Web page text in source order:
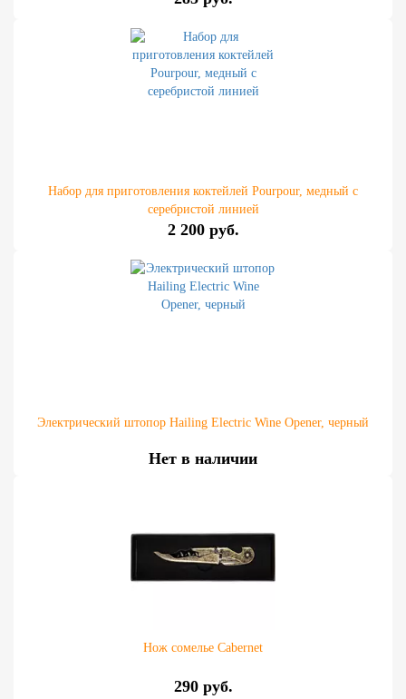
Набор для приготовления коктейлей Pourpour, медный с
серебристой линией
2 200 руб.
Электрический штопор Hailing Electric Wine Оpener, черный
Нет в наличии
Нож сомелье Сabernet
290 руб.